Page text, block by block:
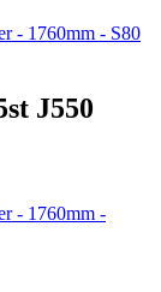
J550